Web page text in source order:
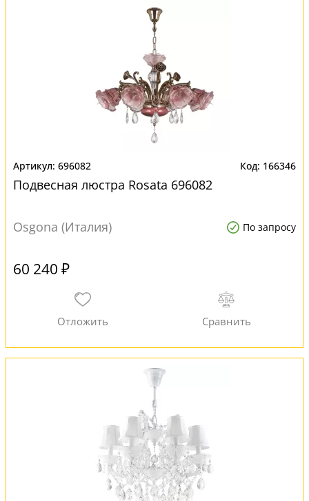
696082 166346
Подвесная люстра Rosata 696082
Osgona (Италия) По запросу
60 240 ₽